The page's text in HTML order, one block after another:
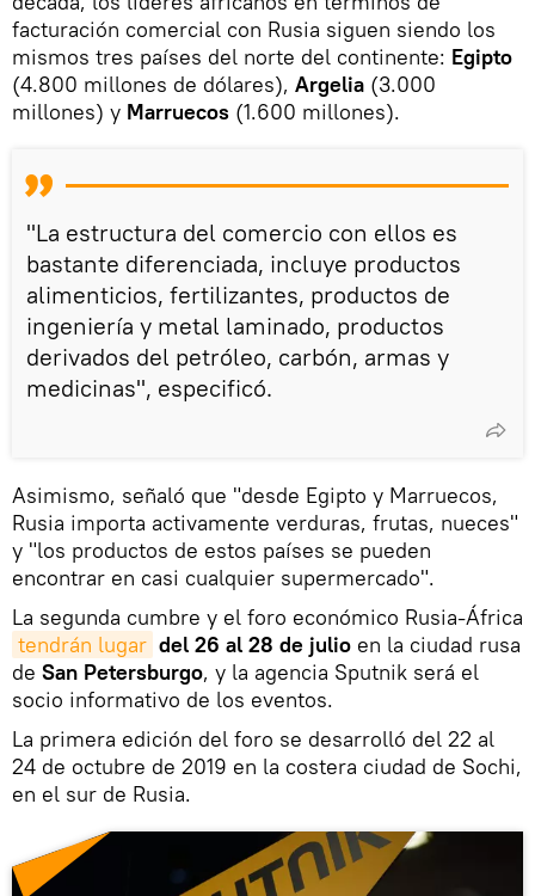
facturación comercial con Rusia siguen siendo los
mismos tres países del norte del continente: Egipto
(4.800 millones de dólares), Argelia (3.000
millones) y Marruecos (1.600 millones).
"La estructura del comercio con ellos es
bastante diferenciada, incluye productos
alimenticios, fertilizantes, productos de
ingeniería y metal laminado, productos
derivados del petróleo, carbón, armas y
medicinas", especificó.
Asimismo, señaló que "desde Egipto y Marruecos,
Rusia importa activamente verduras, frutas, nueces"
y "los productos de estos países se pueden
encontrar en casi cualquier supermercado".
La segunda cumbre y el foro económico Rusia-África
tendrán lugar del 26 al 28 de julio en la ciudad rusa
de San Petersburgo, y la agencia Sputnik será el
socio informativo de los eventos.
La primera edición del foro se desarrolló del 22 al
24 de octubre de 2019 en la costera ciudad de Sochi,
en el sur de Rusia.